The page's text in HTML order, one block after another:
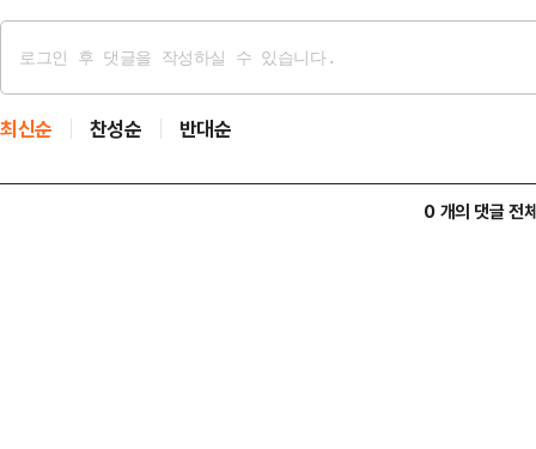
최신순 찬성순 반대순
0 개의 댓글 전